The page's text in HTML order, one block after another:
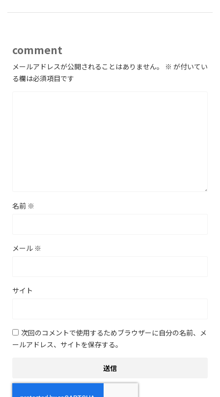
comment
メールアドレスが公開されることはありません。 ※ が付いてい
る欄は必須項目です
名前 ※
メール ※
サイト
次回のコメントで使用するためブラウザーに自分の名前、メ
ールアドレス、サイトを保存する。